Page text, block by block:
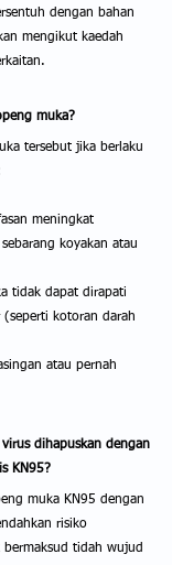
dengan bahan
mengikut kaedah
muka?
tersebut jika berlaku
meningkat
koyakan atau
tidak dapat dirapati
kotoran darah
atau pernah
dihapuskan dengan
KN95?
muka KN95 dengan
risiko
tidah wujud